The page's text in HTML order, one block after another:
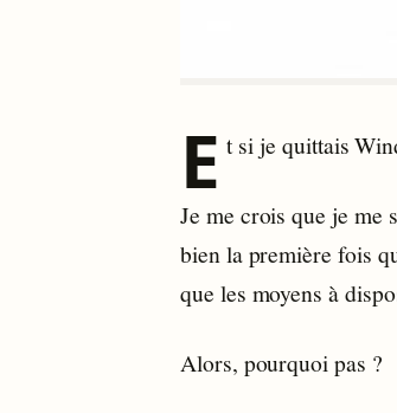
E t si je quittais
Je me crois que je me
bien la première fois
que les moyens à
Alors, pourquoi pas ?